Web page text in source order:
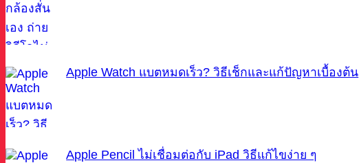
Apple Watch แบตหมดเร็ว? วิธีเช็กและแก้ปัญหาเบื้องต้น
Apple Pencil ไม่เชื่อมต่อกับ iPad วิธีแก้ไขง่าย ๆ